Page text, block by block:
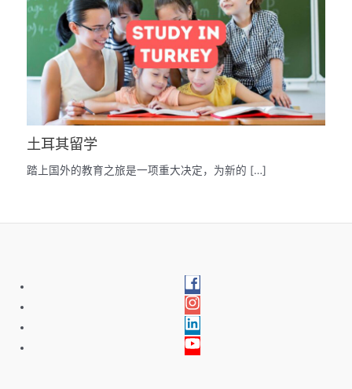
土耳其留学
踏上国外的教育之旅是一项重大决定，为新的 […]